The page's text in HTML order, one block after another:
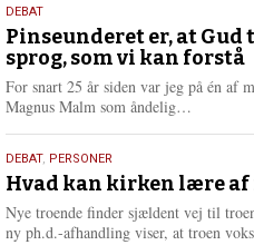
5.
august
2026
DEBAT
Pinseunderet er, at
sprog, som vi kan forstå
For snart 25 år siden var jeg på én af
Magnus Malm som åndelig…
e
r
e
25.
juli
2026
DEBAT, PERSONER
Hvad kan kirken lære af
Nye troende finder sjældent vej til
ny ph.d.-afhandling viser, at troen